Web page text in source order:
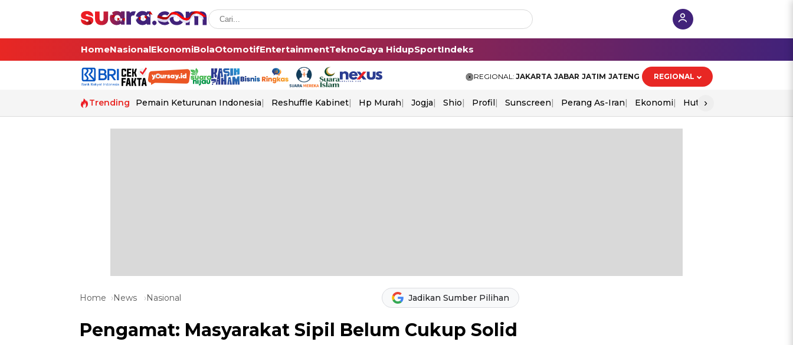
HomeNasionalEkonomiBolaOtomotifEntertainmentTeknoGaya HidupSportIndeks
REGIONAL: JAKARTA JABAR JATIM JATENG REGIONAL
Trending Pemain Keturunan Indonesia Reshuffle Kabinet Hp Murah Jogja Shio Profil Sunscreen Perang As-Iran Ekonomi Hut Ri
›
Home News Nasional Jadikan Sumber Pilihan
Pengamat: Masyarakat Sipil Belum Cukup Solid